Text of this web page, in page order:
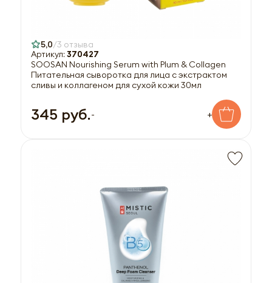
5,0 3 отзыва
Артикул: 370427
SOOSAN Nourishing Serum with Plum & Collagen
Питательная сыворотка для лица с экстрактом
сливы и коллагеном для сухой кожи 30мл
345 руб.- +